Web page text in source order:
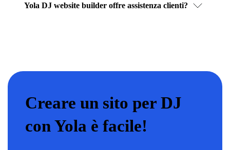
Yola DJ website builder offre assistenza clienti?
Creare un sito per DJ
con Yola è facile!